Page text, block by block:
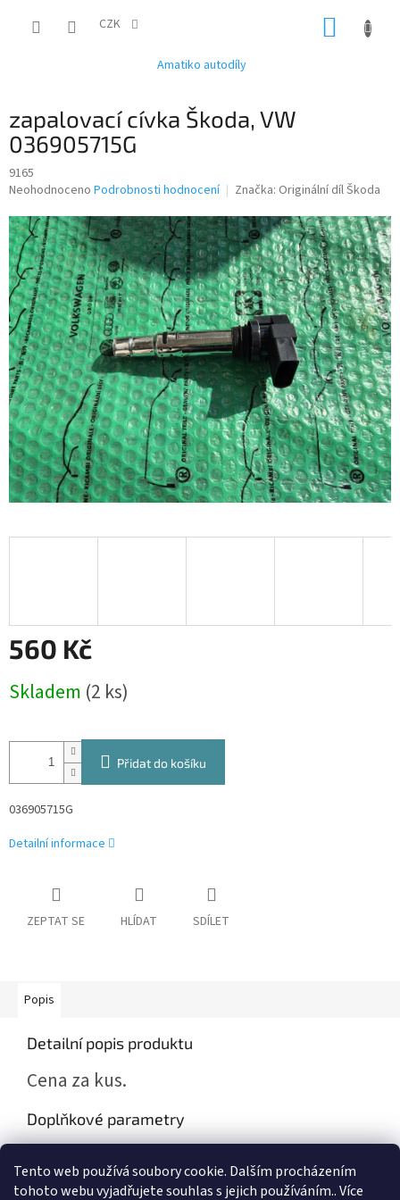
Tento web používá soubory cookie. Dalším procházením
tohoto webu vyjadřujete souhlas s jejich používáním.. Více
CZK
Amatiko autodíly
zapalovací cívka Škoda, VW
036905715G
9165
Průměrné
produktu
je
0,0
z
5
hvězdiček.
Neohodnoceno Podrobnosti hodnocení Značka: Originální díl Škoda
560 Kč
cena:
Skladem (2 ks)
Přidat do košíku
036905715G
Detailní informace
ZEPTAT SE HLÍDAT SDÍLET
Popis
Detailní popis produktu
Cena za kus.
Doplňkové parametry
Záruka: 2 roky